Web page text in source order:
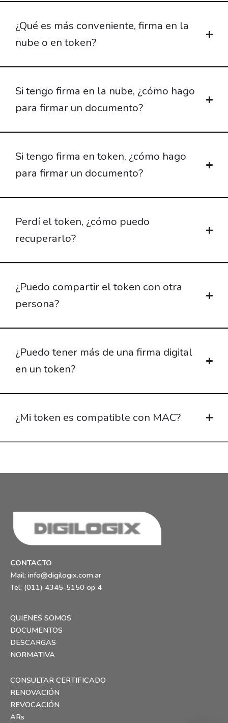
¿Qué es más conveniente, firma en la
nube o en token?
Si tengo firma en la nube, ¿cómo hago
para firmar un documento?
Si tengo firma en token, ¿cómo hago
para firmar un documento?
Perdí el token, ¿cómo puedo
recuperarlo?
¿Puedo compartir el token con otra
persona?
¿Puedo tener más de una firma digital
en un token?
¿Mi token es compatible con MAC?
CONTACTO
Mail: info@digilogix.com.ar
Tel: (011) 4345-5150 op 4
QUIENES SOMOS
DOCUMENTOS
DESCARGAS
NORMATIVA
CONSULTAR CERTIFICADO
RENOVACIÓN
REVOCACIÓN
ARs